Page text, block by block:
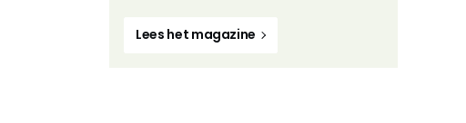
Lees het magazine